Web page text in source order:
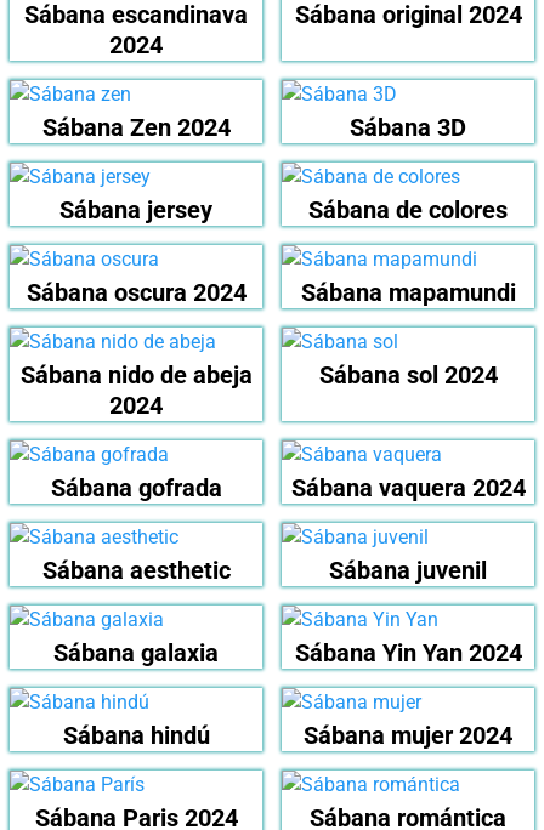
Sábana escandinava
2024
Sábana original 2024
Sábana Zen 2024 Sábana 3D
Sábana jersey Sábana de colores
Sábana oscura 2024 Sábana mapamundi
Sábana nido de abeja
2024
Sábana sol 2024
Sábana gofrada Sábana vaquera 2024
Sábana aesthetic Sábana juvenil
Sábana galaxia Sábana Yin Yan 2024
Sábana hindú Sábana mujer 2024
Sábana Paris 2024 Sábana romántica